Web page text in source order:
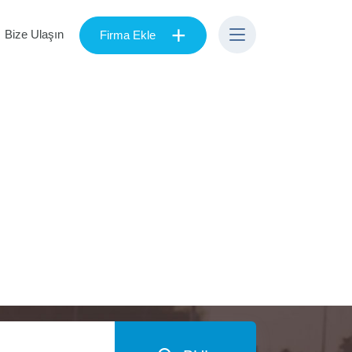
Bize Ulaşın Firma Ekle +